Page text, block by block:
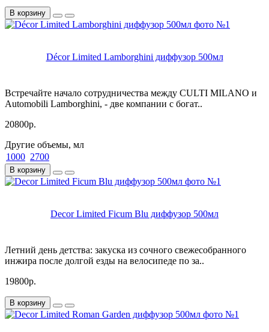
В корзину
Décor Limited Lamborghini диффузор 500мл
Встречайте начало сотрудничества между CULTI MILANO и
Automobili Lamborghini, - две компании с богат..
20800р.
Другие объемы, мл
1000 2700
В корзину
Decor Limited Ficum Blu диффузор 500мл
Летний день детства: закуска из сочного свежесобранного
инжира после долгой езды на велосипеде по за..
19800р.
В корзину